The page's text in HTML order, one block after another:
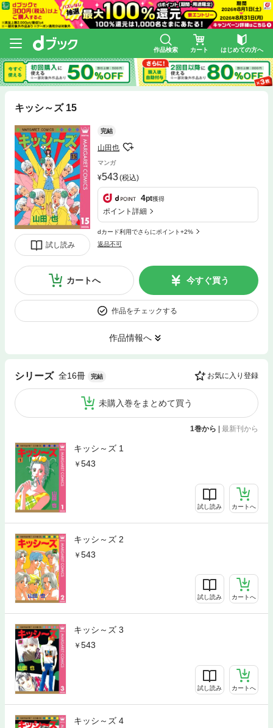
作品検索 カート はじめての方へ
キッシ～ズ 15
試し読み
完結
山田也
マンガ
543(税込)
4pt獲得
ポイント詳細
dカード利用でさらにポイント+2%
返品不可
カートへ 今すぐ買う
作品をチェックする
作品情報へ
シリーズ 全16冊 完結 お気に入り登録
未購入巻をまとめて買う
1巻から 最新刊から
キッシ～ズ 1
543
試し読み カートへ
キッシ～ズ 2
543
試し読み カートへ
キッシ～ズ 3
543
試し読み カートへ
キッシ～ズ 4